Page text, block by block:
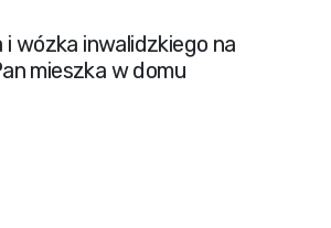
wózka inwalidzkiego na
mieszka w domu